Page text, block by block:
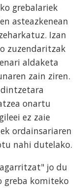
grebalariek
asteazkenean
Izan
zuzendaritzak
aldaketa
zain ziren.
onartu
ez zaie
ordainsariaren
nahi dutelako.
jo du
greba komiteko